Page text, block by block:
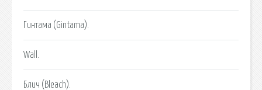
Гинтама (Gintama).
Wall.
Блич (Bleach).